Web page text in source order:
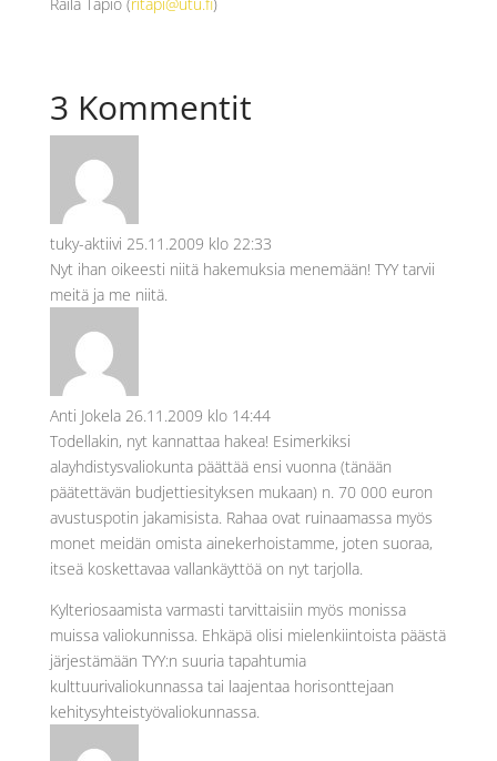
3 Kommentit
tuky-aktiivi 25.11.2009 klo 22:33
Nyt ihan oikeesti niitä hakemuksia menemään! TYY tarvii
meitä ja me niitä.
Anti Jokela 26.11.2009 klo 14:44
Todellakin, nyt kannattaa hakea! Esimerkiksi
alayhdistysvaliokunta päättää ensi vuonna (tänään
päätettävän budjettiesityksen mukaan) n. 70 000 euron
avustuspotin jakamisista. Rahaa ovat ruinaamassa myös
monet meidän omista ainekerhoistamme, joten suoraa,
itseä koskettavaa vallankäyttöä on nyt tarjolla.
Kylteriosaamista varmasti tarvittaisiin myös monissa
muissa valiokunnissa. Ehkäpä olisi mielenkiintoista päästä
järjestämään TYY:n suuria tapahtumia
kulttuurivaliokunnassa tai laajentaa horisonttejaan
kehitysyhteistyövaliokunnassa.